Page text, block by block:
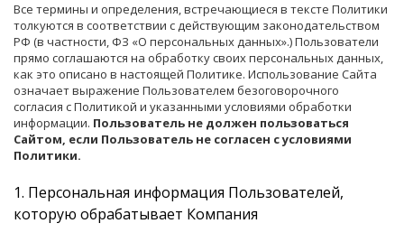
Все термины и определения, встречающиеся в тексте Политики
толкуются в соответствии с действующим законодательством
РФ (в частности, ФЗ «О персональных данных».) Пользователи
прямо соглашаются на обработку своих персональных данных,
как это описано в настоящей Политике. Использование Сайта
означает выражение Пользователем безоговорочного
согласия с Политикой и указанными условиями обработки
информации. Пользователь не должен пользоваться
Сайтом, если Пользователь не согласен с условиями
Политики.
1. Персональная информация Пользователей,
которую обрабатывает Компания